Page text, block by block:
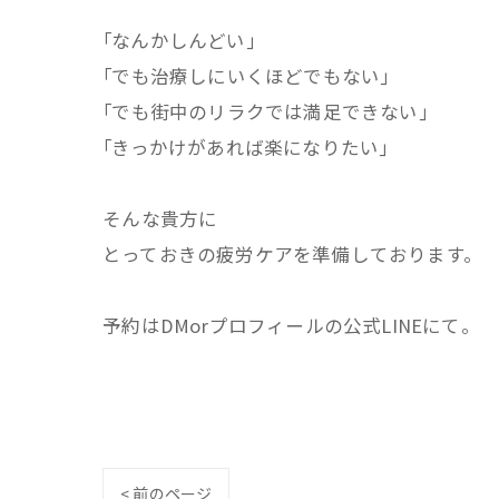
｢なんかしんどい｣⁡
⁡｢でも治療しにいくほどでもない⁡｣⁡
⁡｢でも街中のリラクでは満足できない｣⁡
⁡｢きっかけがあれば楽になりたい｣⁡
⁡そんな貴方に⁡
とっておきの疲労ケアを準備しております。⁡
⁡予約はDMorプロフィールの公式LINEにて。
< 前のページ